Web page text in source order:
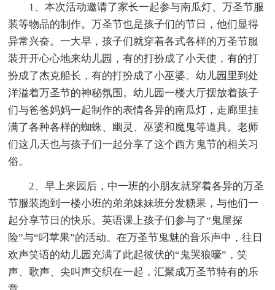
1、本次活动邀请了家长一起参与南瓜灯、万圣节服
装等物品的制作。万圣节也是孩子们的节日，他们显得
异常兴奋。一大早，孩子们就穿着各式各样的万圣节服
装开开心心地来幼儿园，有的打扮成了小天使，有的打
扮成了杰克船长，有的打扮成了小巫婆。幼儿园里到处
洋溢着万圣节的神秘氛围。幼儿园一楼大厅摆放着孩子
们与爸爸妈妈一起制作的表情各异的南瓜灯，走廊里挂
满了各种各样的蜘蛛、幽灵、巫婆和魔鬼等道具。老师
们这几天也与孩子们一起分享了这个西方鬼节的相关习
俗。
2、早上来园后，中一班的小朋友就穿着各异的万圣
节服装跑到一楼小班的弟弟妹妹班分发糖果，与他们一
起分享节日的快乐。英语课上孩子们参与了“鬼屋探
险”与“叼苹果”的活动。在万圣节鬼魅的音乐声中，往日
欢声笑语的幼儿园充满了此起彼伏的“鬼哭狼嚎”，笑
声、歌声、尖叫声交织在一起，汇聚成万圣节特有的乐